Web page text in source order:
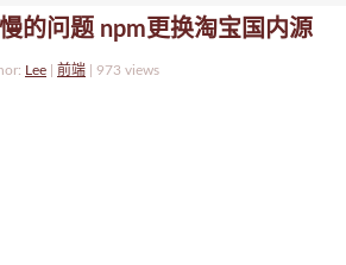
的问题 npm更换淘宝国内源
Lee 前端 973 views